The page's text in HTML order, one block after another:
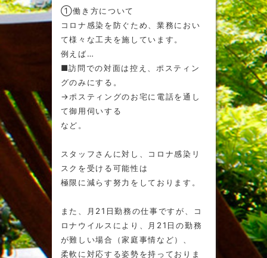
①働き方について
コロナ感染を防ぐため、業務におい
て様々な工夫を施しています。
例えば…
■訪問での対面は控え、ポスティン
グのみにする。
→ポスティングのお宅に電話を通し
て御用伺いする
など。
スタッフさんに対し、コロナ感染リ
スクを受ける可能性は
極限に減らす努力をしております。
また、月21日勤務の仕事ですが、コ
ロナウイルスにより、月21日の勤務
が難しい場合（家庭事情など）、
柔軟に対応する姿勢を持っておりま